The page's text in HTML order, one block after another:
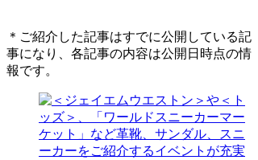
＊ご紹介した記事はすでに公開している記
事になり、各記事の内容は公開日時点の情
報です。